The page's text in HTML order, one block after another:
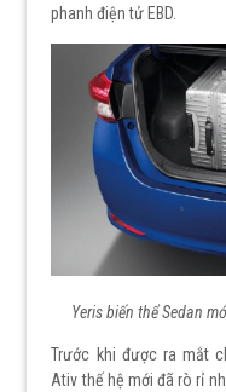
phanh điện tử EBD.
Yeris biến thể Sedan
Trước khi được ra mắt
Ativ thế hệ mới đã rò rỉ